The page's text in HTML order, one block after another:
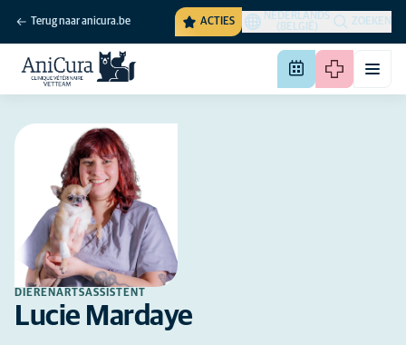
Terug naar anicura.be ACTIES
NEDERLANDS
(BELGIË)
ZOEKEN
DIERENARTSASSISTENT
Lucie Mardaye